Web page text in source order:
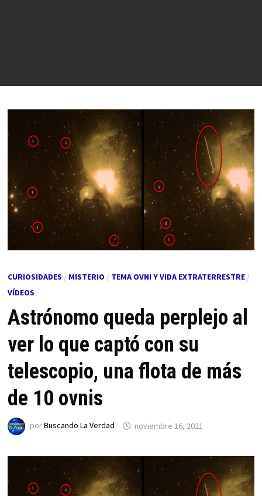
CURIOSIDADES / MISTERIO / TEMA OVNI Y VIDA EXTRATERRESTRE/
VÍDEOS
Astrónomo queda perplejo al
ver lo que captó con su
telescopio, una flota de más
de 10 ovnis
porBuscando La Verdad noviembre 16, 2021